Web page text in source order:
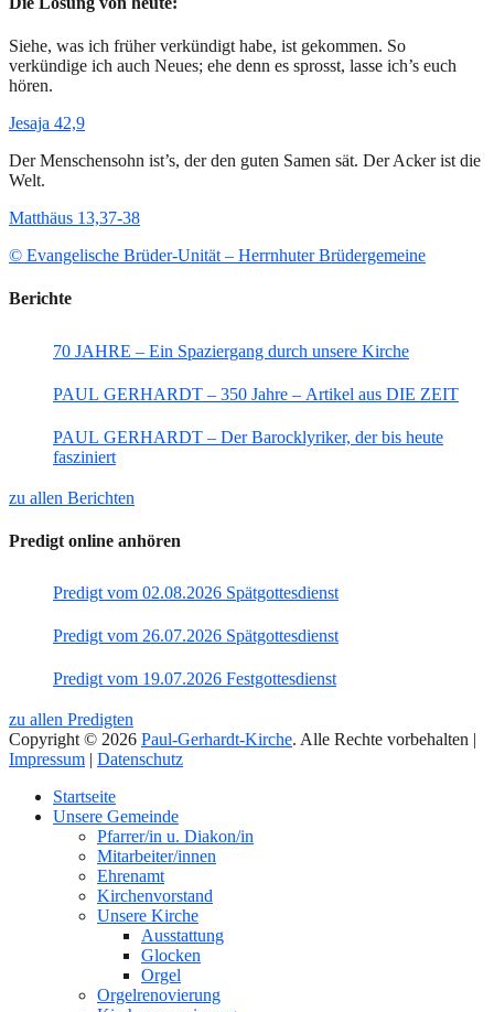
Siehe, was ich früher verkündigt habe, ist gekommen. So
verkündige ich auch Neues; ehe denn es sprosst, lasse ich’s euch
hören.
Jesaja 42,9
Der Menschensohn ist’s, der den guten Samen sät. Der Acker ist die
Welt.
Matthäus 13,37-38
© Evangelische Brüder-Unität – Herrnhuter Brüdergemeine
Berichte
70 JAHRE – Ein Spaziergang durch unsere Kirche
PAUL GERHARDT – 350 Jahre – Artikel aus DIE ZEIT
PAUL GERHARDT – Der Barocklyriker, der bis heute
fasziniert
zu allen Berichten
Predigt online anhören
Predigt vom 02.08.2026 Spätgottesdienst
Predigt vom 26.07.2026 Spätgottesdienst
Predigt vom 19.07.2026 Festgottesdienst
zu allen Predigten
Copyright © 2026 Paul-Gerhardt-Kirche. Alle Rechte vorbehalten |
Impressum | Datenschutz
oben
Startseite
Unsere Gemeinde
Pfarrer/in u. Diakon/in
Mitarbeiter/innen
Ehrenamt
Kirchenvorstand
Unsere Kirche
Ausstattung
Glocken
Orgel
Orgelrenovierung